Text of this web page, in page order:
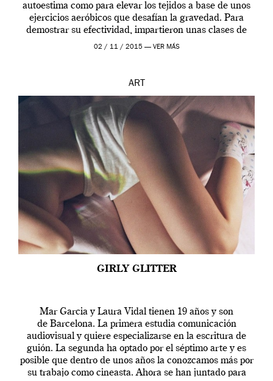
autoestima como para elevar los tejidos a base de unos
ejercicios aeróbicos que desafían la gravedad. Para
demostrar su efectividad, impartieron unas clases de
prueba en el Tate […]
02 / 11 / 2015 — VER MÁS
ART
GIRLY GLITTER
Mar Garcia y Laura Vidal tienen 19 años y son
de Barcelona. La primera estudia comunicación
audiovisual y quiere especializarse en la escritura de
guión. La segunda ha optado por el séptimo arte y es
posible que dentro de unos años la conozcamos más por
su trabajo como cineasta. Ahora se han juntado para